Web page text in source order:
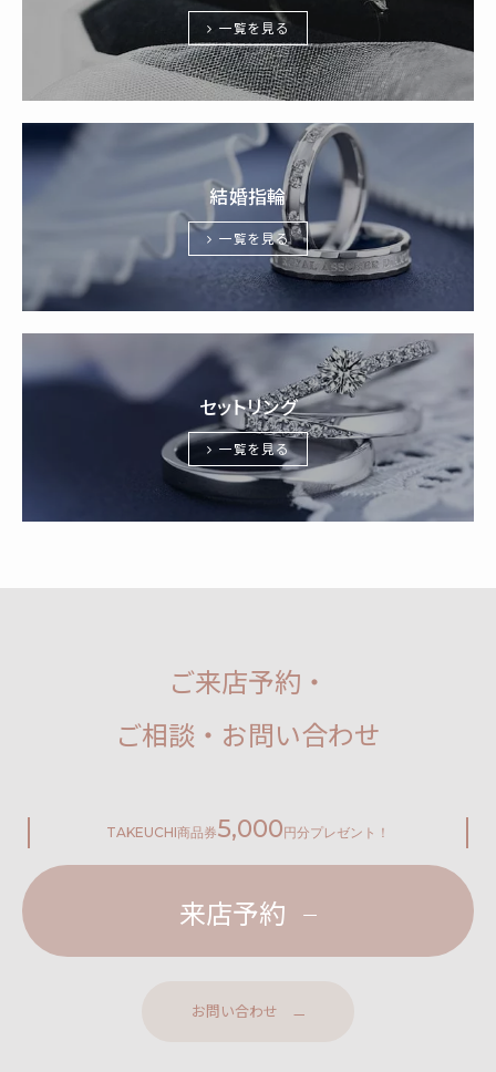
一覧を見る
結婚指輪
一覧を見る
セットリング
一覧を見る
ご来店予約・
ご相談・お問い合わせ
TAKEUCHI商品券5,000 円分プレゼント！
来店予約
お問い合わせ